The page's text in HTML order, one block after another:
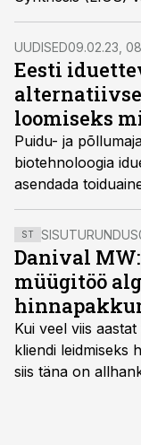
memorandumi
valdkonda kogu
UUDISED09.02.23,
Eesti
loomiseks
Puidu- ja
biotehnoloogia
asendada
keskkonda
täisväärtuslike
ST SISUTURUNDUS
Danival
müügitöö
Kui veel viis
kliendi leidmiseks
siis täna on